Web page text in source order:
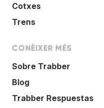
Cotxes
Trens
CONÈIXER MÉS
Sobre Trabber
Blog
Trabber Respuestas